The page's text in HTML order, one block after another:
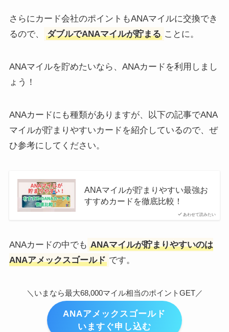
さらにカード会社のポイントもANAマイルに交換でき
るので、
ダブルでANAマイルが貯まる ことに。
ANAマイルを貯めたいなら、ANAカードを利用しまし
ょう！
ANAカードにも種類がありますが、以下の記事でANA
マイルが貯まりやすいカードを紹介しているので、ぜ
ひ参考にしてください。
あわせて読みたい
ANAマイルが貯まりやすい最強お
すすめカードを徹底比較！
ANAカードの中でも ANAマイルが貯まりやすいのは
ANAアメックスゴールド です。
＼いまなら最大68,000マイル相当のポイントGET／
ANAアメックスゴールド
いますぐ申し込む